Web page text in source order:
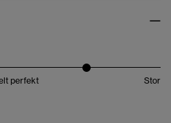
perfekt Stor